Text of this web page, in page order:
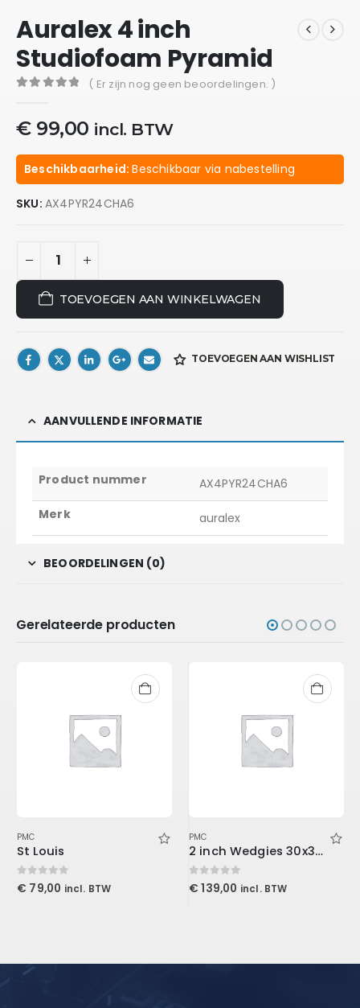
Auralex 4 inch
Studiofoam Pyramid
( Er zijn nog geen beoordelingen. )
€99,00 incl. BTW
Beschikbaarheid:Beschikbaar via nabestelling
SKU: AX4PYR24CHA6
TOEVOEGEN AAN WINKELWAGEN
TOEVOEGEN AAN WISHLIST
AANVULLENDE INFORMATIE
Product nummer
AX4PYR24CHA6
Merk
auralex
BEOORDELINGEN (0)
Gerelateerde producten
PMC
St Louis
0out of 5
€ 79,00 incl. BTW
PMC
2 inch Wedgies 30x30x5cm, Purple
0out of 5
€ 139,00 incl. BTW